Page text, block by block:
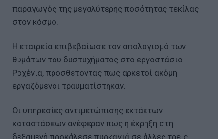
παραγωγός της μεγαλύτερης ποσότητας τεκίλας
στον κόσμο.
Η εταιρεία επιβεβαίωσε τον απολογισμό των
θυμάτων του δυστυχήματος στο εργοστάσιο
Ροχένια, προσθέτοντας πως αρκετοί ακόμη
εργαζόμενοι τραυματίστηκαν.
Οι υπηρεσίες αντιμετώπισης εκτάκτων
καταστάσεων ανέφεραν πως η έκρηξη στη
δεξαμενή προκάλεσε πυρκαγιά σε άλλες τρεις.